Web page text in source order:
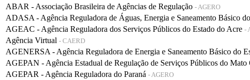
ABAR - Associação Brasileira de Agências de Regulação - AGERO
ADASA - Agência Reguladora de Águas, Energia e Saneamento Básico
AGEAC - Agência Reguladora dos Serviços Públicos do Estado do Acre -
Agência Virtual - CAERD
AGENERSA - Agência Reguladora de Energia e Saneamento Básico do
AGEPAN - Agência Estadual de Regulação de Serviços Públicos do Mato
AGEPAR - Agência Reguladora do Paraná - AGERO